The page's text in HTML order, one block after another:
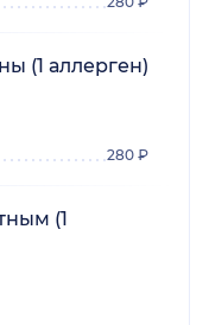
(1 аллерген)
280 ₽
(1